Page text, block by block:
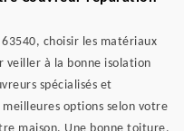
choisir les matériaux
à la bonne isolation
spécialisés et
options selon votre